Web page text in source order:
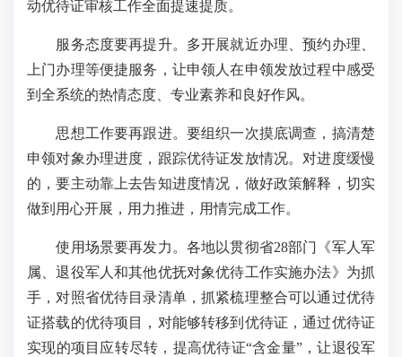
动优待证审核工作全面提速提质。
服务态度要再提升。多开展就近办理、预约办理、
上门办理等便捷服务，让申领人在申领发放过程中感受
到全系统的热情态度、专业素养和良好作风。
思想工作要再跟进。要组织一次摸底调查，搞清楚
申领对象办理进度，跟踪优待证发放情况。对进度缓慢
的，要主动靠上去告知进度情况，做好政策解释，切实
做到用心开展，用力推进，用情完成工作。
使用场景要再发力。各地以贯彻省28部门《军人军
属、退役军人和其他优抚对象优待工作实施办法》为抓
手，对照省优待目录清单，抓紧梳理整合可以通过优待
证搭载的优待项目，对能够转移到优待证，通过优待证
实现的项目应转尽转，提高优待证“含金量”，让退役军